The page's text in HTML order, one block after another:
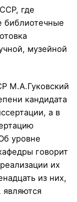
где
библиотечные
музейной
М.А.Гуковский
кандидата
а в
уровне
говорит
их
из них,